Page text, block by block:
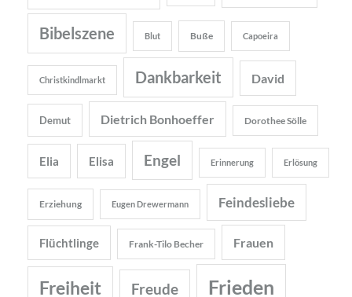
Bibelszene Blut Buße Capoeira
Christkindlmarkt Dankbarkeit David
Demut Dietrich Bonhoeffer Dorothee Sölle
Elia Elisa Engel Erinnerung Erlösung
Erziehung Eugen Drewermann Feindesliebe
Flüchtlinge Frank-Tilo Becher Frauen
Freiheit Freude Frieden